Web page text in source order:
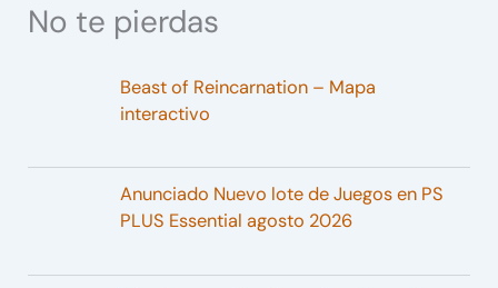
No te pierdas
Beast of Reincarnation – Mapa
interactivo
Anunciado Nuevo lote de Juegos en PS
PLUS Essential agosto 2026